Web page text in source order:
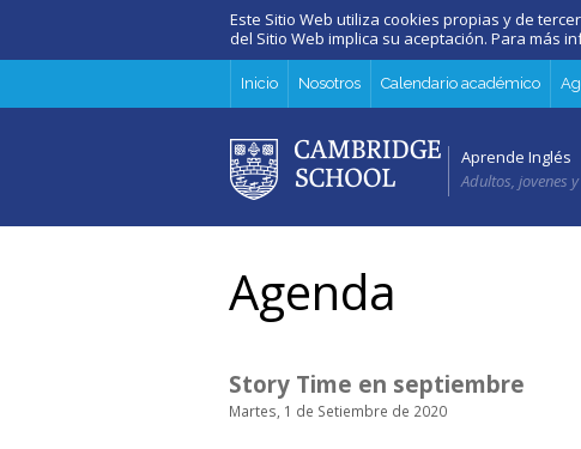
Este Sitio Web utiliza cookies propias y de
del Sitio Web implica su aceptación. Para más
Inicio Nosotros Calendario académico
Aprende Inglés
Adultos, jovenes
Agenda
Story Time en septiembre
Martes, 1 de Setiembre de 2020